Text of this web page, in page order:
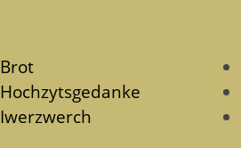
Brot
Hochzytsgedanke
Iwerzwerch